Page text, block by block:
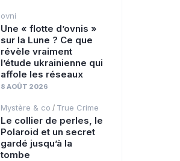
ovni
Une « flotte d’ovnis »
sur la Lune ? Ce que
révèle vraiment
l’étude ukrainienne qui
affole les réseaux
8 AOÛT 2026
Mystère & co / True Crime
Le collier de perles, le
Polaroid et un secret
gardé jusqu’à la
tombe